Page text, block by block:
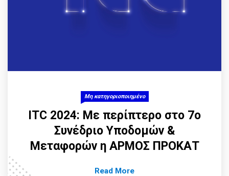
Μη κατηγοριοποιημένο
ITC 2024: Με περίπτερο στο 7ο
Συνέδριο Υποδομών &
Μεταφορών η ΑΡΜΟΣ ΠΡΟΚΑΤ
Read More